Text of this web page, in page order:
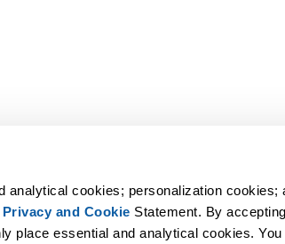
analytical cookies; personalization cookies;
Privacy and Cookie Statement. By
place essential and analytical cookies.